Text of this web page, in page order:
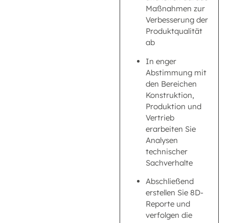
Maßnahmen zur
Verbesserung der
Produktqualität
ab
In enger
Abstimmung mit
den Bereichen
Konstruktion,
Produktion und
Vertrieb
erarbeiten Sie
Analysen
technischer
Sachverhalte
Abschließend
erstellen Sie 8D-
Reporte und
verfolgen die